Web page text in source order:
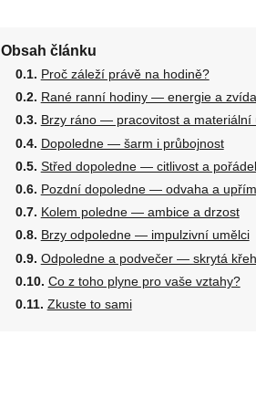
Obsah článku
Proč záleží právě na hodině?
Rané ranní hodiny — energie a
Brzy ráno — pracovitost a materiální
Dopoledne — šarm i průbojnost
Střed dopoledne — citlivost a
Pozdní dopoledne — odvaha a
Kolem poledne — ambice a drzost
Brzy odpoledne — impulzivní umělci
Odpoledne a podvečer — skrytá
Co z toho plyne pro vaše vztahy?
Zkuste to sami